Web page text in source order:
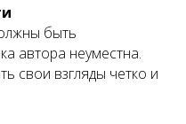
быть
автора неуместна.
свои взгляды четко и